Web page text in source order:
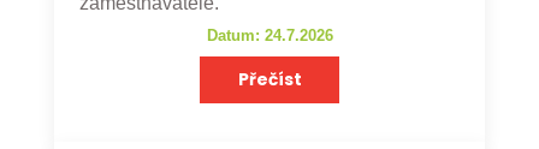
Datum: 24.7.2026
Přečíst